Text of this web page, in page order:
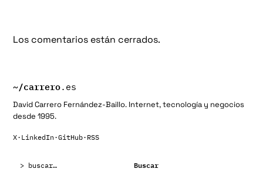
Los comentarios están cerrados.
~/carrero.es
David Carrero Fernández-Baillo. Internet, tecnología y negocios
desde 1995.
X· LinkedIn·GitHub· RSS
Buscar